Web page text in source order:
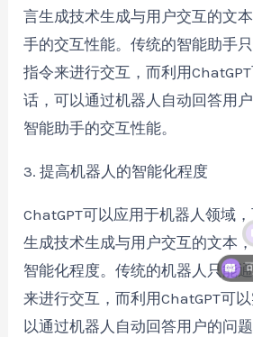
言生成技术生成与用户交互的文
手的交互性能。传统的智能助手
指令来进行交互，而利用
话，可以通过机器人自动回答用
智能助手的交互性能。
3. 提高机器人的智能化程度
ChatGPT可以应用于机器人领域
生成技术生成与用户交互的文本
智能化程度。传统的机器人只能
来进行交互，而利用ChatGPT可
以通过机器人自动回答用户的问